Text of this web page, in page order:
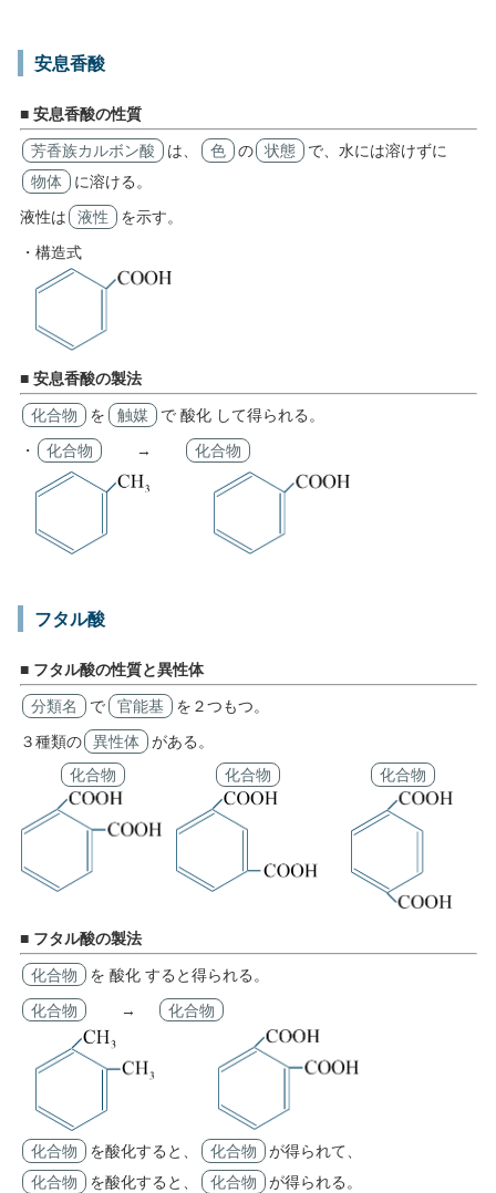
安息香酸
■ 安息香酸の性質
芳香族カルボン酸 は、 色 の 状態
で、水には溶けずに
物体
に溶ける。
液性は
液性
を示す。
・構造式
■ 安息香酸の製法
化合物 を 触媒
で 酸化 して得られる。
・
化合物 → 化合物
フタル酸
■ フタル酸の性質と異性体
分類名 で 官能基
を２つもつ。
３種類の
異性体
がある。
化合物
化合物 化合物
■ フタル酸の製法
化合物
を 酸化 すると得られる。
化合物
→ 化合物
化合物 を酸化すると、 化合物
が得られて、
化合物
を酸化すると、 化合物 が得られる。